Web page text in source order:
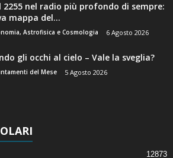
2255 nel radio più profondo di sempre:
mappa del...
Astrofisica e Cosmologia 6 Agosto 2026
gli occhi al cielo – Vale la sveglia?
del Mese 5 Agosto 2026
12873